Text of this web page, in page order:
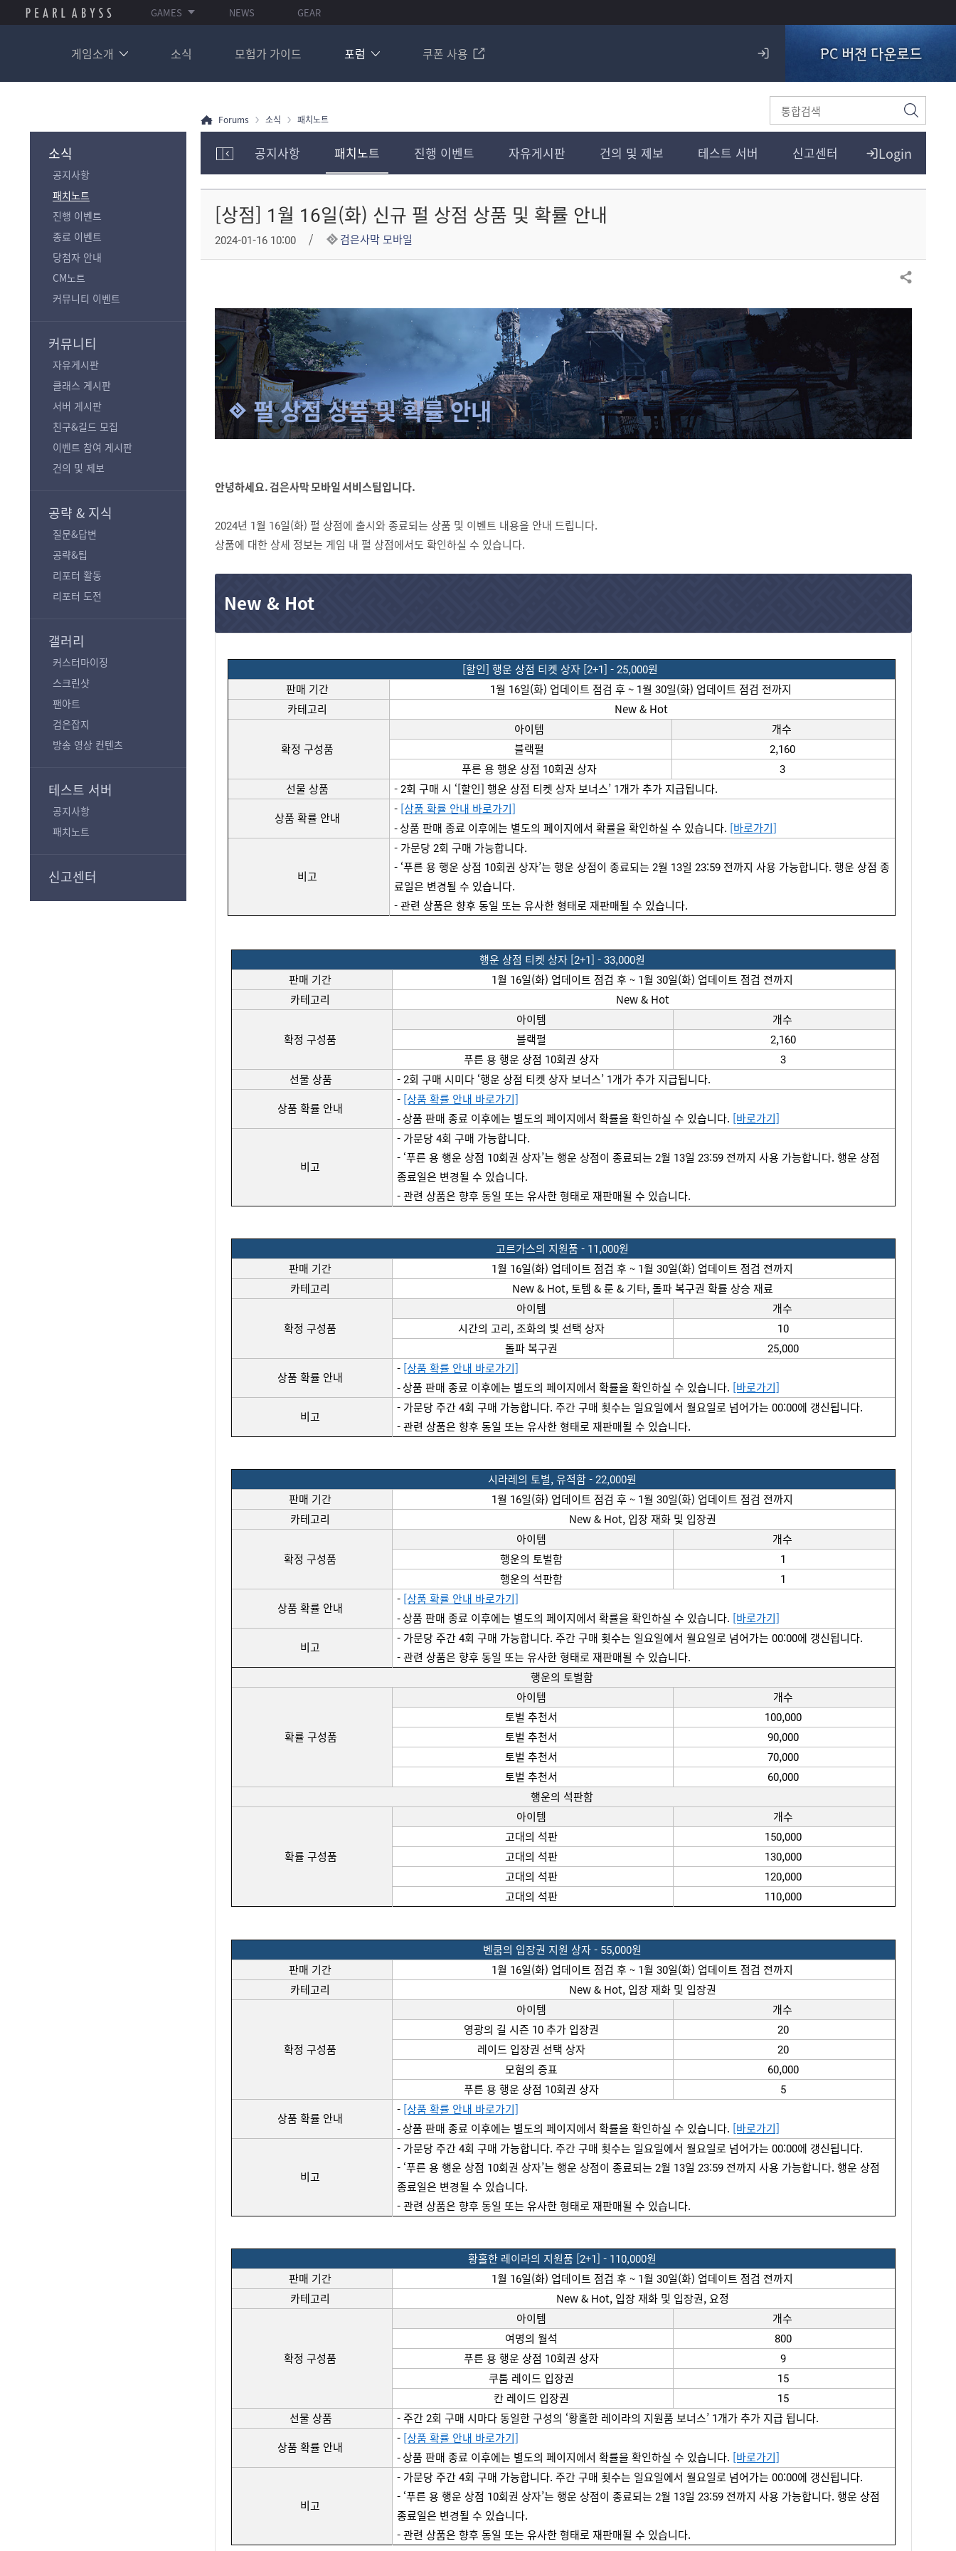
GAMES NEWS GEAR
게임소개 소식 모험가 가이드 포럼 쿠폰 사용
로
PC 버전 다운로드
소식
공지사항
패치노트
진행 이벤트
종료 이벤트
당첨자 안내
CM노트
커뮤니티 이벤트
커뮤니티
자유게시판
클래스 게시판
서버 게시판
친구&길드 모집
이벤트 참여 게시판
건의 및 제보
공략 & 지식
질문&답변
공략&팁
리포터 활동
리포터 도전
갤러리
커스터마이징
스크린샷
팬아트
검은잡지
방송 영상 컨텐츠
테스트 서버
공지사항
패치노트
신고센터
검
색
모
험
가
럼
테
고
보
기
Login
공지사항 패치노트 진행 이벤트 자유게시판 건의 및 제보 테스트 서버 신고센터
Forums 소식 패치노트
[상점] 1월 16일(화) 신규 펄 상점 상품 및 확률 안내
2024-01-16 10:00 검은사막 모바일
공유하기
펄 상점 상품 및 확률 안내
안녕하세요. 검은사막 모바일 서비스팀입니다.
2024년 1월 16일(화) 펄 상점에 출시와 종료되는 상품 및 이벤트 내용을 안내 드립니다.
상품에 대한 상세 정보는 게임 내 펄 상점에서도 확인하실 수 있습니다.
New & Hot
[할인] 행운 상점 티켓 상자 [2+1] - 25,000원
판매 기간
1월 16일(화) 업데이트 점검 후 ~ 1월 30일(화) 업데이트 점검 전까지
카테고리
New & Hot
확정 구성품
아이템
개수
블랙펄
2,160
푸른 용 행운 상점 10회권 상자
3
선물 상품
- 2회 구매 시 ‘[할인] 행운 상점 티켓 상자 보너스’ 1개가 추가 지급됩니다.
상품 확률 안내
- [상품 확률 안내 바로가기]
- 상품 판매 종료 이후에는 별도의 페이지에서 확률을 확인하실 수 있습니다. [바로가기]
비고
- 가문당 2회 구매 가능합니다.
- ‘푸른 용 행운 상점 10회권 상자’는 행운 상점이 종료되는 2월 13일 23:59 전까지 사용 가능합니다. 행운 상점 종
료일은 변경될 수 있습니다.
- 관련 상품은 향후 동일 또는 유사한 형태로 재판매될 수 있습니다.
행운 상점 티켓 상자 [2+1] - 33,000원
판매 기간
1월 16일(화) 업데이트 점검 후 ~ 1월 30일(화) 업데이트 점검 전까지
카테고리
New & Hot
확정 구성품
아이템
개수
블랙펄
2,160
푸른 용 행운 상점 10회권 상자
3
선물 상품
- 2회 구매 시미다 ‘행운 상점 티켓 상자 보너스’ 1개가 추가 지급됩니다.
상품 확률 안내
- [상품 확률 안내 바로가기]
- 상품 판매 종료 이후에는 별도의 페이지에서 확률을 확인하실 수 있습니다. [바로가기]
비고
- 가문당 4회 구매 가능합니다.
- ‘푸른 용 행운 상점 10회권 상자’는 행운 상점이 종료되는 2월 13일 23:59 전까지 사용 가능합니다. 행운 상점
종료일은 변경될 수 있습니다.
- 관련 상품은 향후 동일 또는 유사한 형태로 재판매될 수 있습니다.
고르가스의 지원품 - 11,000원
판매 기간
1월 16일(화) 업데이트 점검 후 ~ 1월 30일(화) 업데이트 점검 전까지
카테고리
New & Hot, 토템 & 룬 & 기타, 돌파 복구권 확률 상승 재료
확정 구성품
아이템
개수
시간의 고리, 조화의 빛 선택 상자
10
돌파 복구권
25,000
상품 확률 안내
- [상품 확률 안내 바로가기]
- 상품 판매 종료 이후에는 별도의 페이지에서 확률을 확인하실 수 있습니다. [바로가기]
비고
- 가문당 주간 4회 구매 가능합니다. 주간 구매 횟수는 일요일에서 월요일로 넘어가는 00:00에 갱신됩니다.
- 관련 상품은 향후 동일 또는 유사한 형태로 재판매될 수 있습니다.
시라레의 토벌, 유적함 - 22,000원
판매 기간
1월 16일(화) 업데이트 점검 후 ~ 1월 30일(화) 업데이트 점검 전까지
카테고리
New & Hot, 입장 재화 및 입장권
확정 구성품
아이템
개수
행운의 토벌함
1
행운의 석판함
1
상품 확률 안내
- [상품 확률 안내 바로가기]
- 상품 판매 종료 이후에는 별도의 페이지에서 확률을 확인하실 수 있습니다. [바로가기]
비고
- 가문당 주간 4회 구매 가능합니다. 주간 구매 횟수는 일요일에서 월요일로 넘어가는 00:00에 갱신됩니다.
- 관련 상품은 향후 동일 또는 유사한 형태로 재판매될 수 있습니다.
행운의 토벌함
확률 구성품
아이템
개수
토벌 추천서
100,000
토벌 추천서
90,000
토벌 추천서
70,000
토벌 추천서
60,000
행운의 석판함
확률 구성품
아이템
개수
고대의 석판
150,000
고대의 석판
130,000
고대의 석판
120,000
고대의 석판
110,000
벤쿰의 입장권 지원 상자 - 55,000원
판매 기간
1월 16일(화) 업데이트 점검 후 ~ 1월 30일(화) 업데이트 점검 전까지
카테고리
New & Hot, 입장 재화 및 입장권
확정 구성품
아이템
개수
영광의 길 시즌 10 추가 입장권
20
레이드 입장권 선택 상자
20
모험의 증표
60,000
푸른 용 행운 상점 10회권 상자
5
상품 확률 안내
- [상품 확률 안내 바로가기]
- 상품 판매 종료 이후에는 별도의 페이지에서 확률을 확인하실 수 있습니다. [바로가기]
비고
- 가문당 주간 4회 구매 가능합니다. 주간 구매 횟수는 일요일에서 월요일로 넘어가는 00:00에 갱신됩니다.
- ‘푸른 용 행운 상점 10회권 상자’는 행운 상점이 종료되는 2월 13일 23:59 전까지 사용 가능합니다. 행운 상점
종료일은 변경될 수 있습니다.
- 관련 상품은 향후 동일 또는 유사한 형태로 재판매될 수 있습니다.
황홀한 레이라의 지원품 [2+1] - 110,000원
판매 기간
1월 16일(화) 업데이트 점검 후 ~ 1월 30일(화) 업데이트 점검 전까지
카테고리
New & Hot, 입장 재화 및 입장권, 요정
확정 구성품
아이템
개수
여명의 월석
800
푸른 용 행운 상점 10회권 상자
9
쿠툼 레이드 입장권
15
칸 레이드 입장권
15
선물 상품
- 주간 2회 구매 시마다 동일한 구성의 ‘황홀한 레이라의 지원품 보너스’ 1개가 추가 지급 됩니다.
상품 확률 안내
- [상품 확률 안내 바로가기]
- 상품 판매 종료 이후에는 별도의 페이지에서 확률을 확인하실 수 있습니다. [바로가기]
비고
- 가문당 주간 4회 구매 가능합니다. 주간 구매 횟수는 일요일에서 월요일로 넘어가는 00:00에 갱신됩니다.
- ‘푸른 용 행운 상점 10회권 상자’는 행운 상점이 종료되는 2월 13일 23:59 전까지 사용 가능합니다. 행운 상점
종료일은 변경될 수 있습니다.
- 관련 상품은 향후 동일 또는 유사한 형태로 재판매될 수 있습니다.